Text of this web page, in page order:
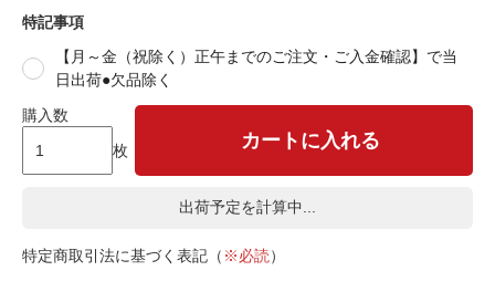
特記事項
【月～金（祝除く）正午までのご注文・ご入金確認】で当
日出荷●欠品除く
購入数
枚
カートに入れる
出荷予定を計算中...
特定商取引法に基づく表記（ ※必読）